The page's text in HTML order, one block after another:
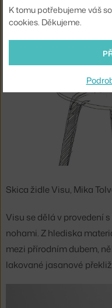
Skica židle Visu, Mika
Visu se dělá v provedení
nohami. Z hlediska
mezi přírodním dubem,
lakované jasanové
K tomu potřebujeme váš
cookies. Děkujeme.